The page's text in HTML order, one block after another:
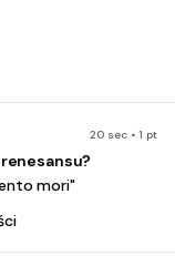
20 sec • 1 pt
mori"